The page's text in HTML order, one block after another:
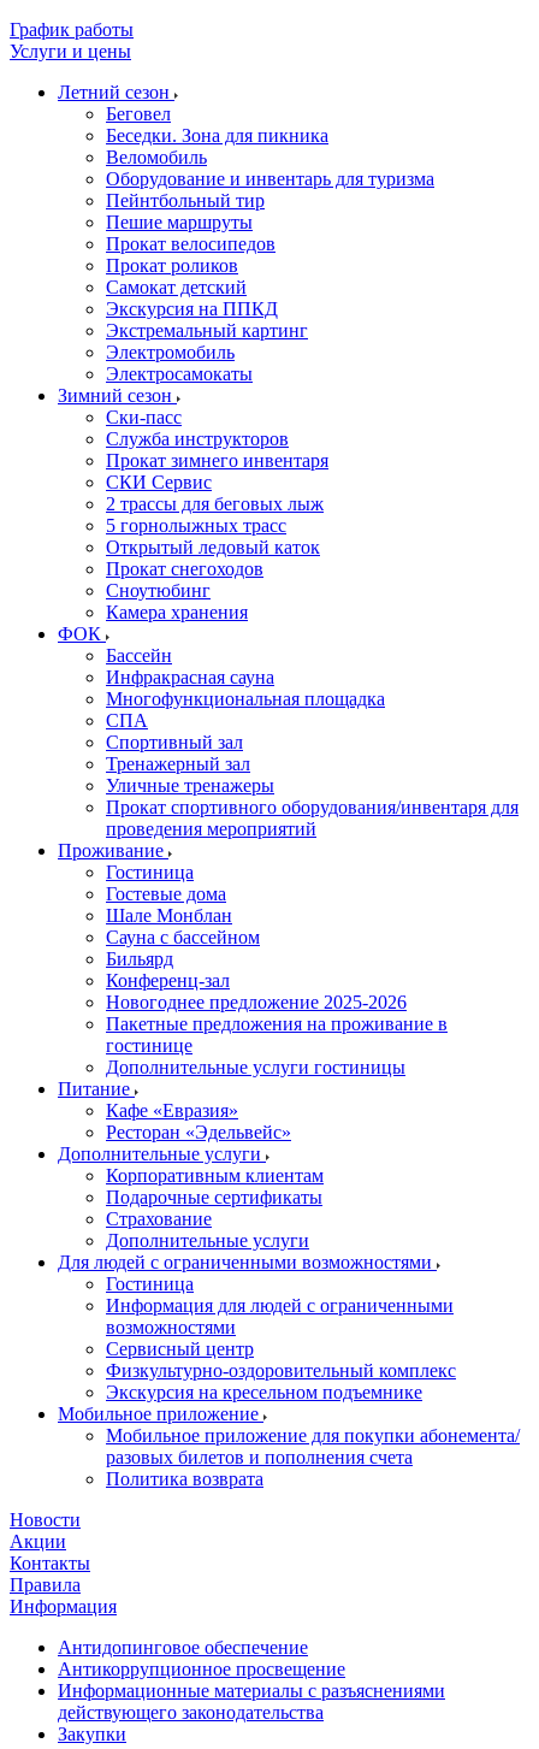
График работы
Услуги и цены
Летний сезон
Беговел
Беседки. Зона для пикника
Веломобиль
Оборудование и инвентарь для туризма
Пейнтбольный тир
Пешие маршруты
Прокат велосипедов
Прокат роликов
Самокат детский
Экскурсия на ППКД
Экстремальный картинг
Электромобиль
Электросамокаты
Зимний сезон
Ски-пасс
Служба инструкторов
Прокат зимнего инвентаря
СКИ Сервис
2 трассы для беговых лыж
5 горнолыжных трасс
Открытый ледовый каток
Прокат снегоходов
Сноутюбинг
Камера хранения
ФОК
Бассейн
Инфракрасная сауна
Многофункциональная площадка
СПА
Спортивный зал
Тренажерный зал
Уличные тренажеры
Прокат спортивного оборудования/инвентаря для
проведения мероприятий
Проживание
Гостиница
Гостевые дома
Шале Монблан
Сауна с бассейном
Бильярд
Конференц-зал
Новогоднее предложение 2025-2026
Пакетные предложения на проживание в
гостинице
Дополнительные услуги гостиницы
Питание
Кафе «Евразия»
Ресторан «Эдельвейс»
Дополнительные услуги
Корпоративным клиентам
Подарочные сертификаты
Страхование
Дополнительные услуги
Для людей с ограниченными возможностями
Гостиница
Информация для людей с ограниченными
возможностями
Сервисный центр
Физкультурно-оздоровительный комплекс
Экскурсия на кресельном подъемнике
Мобильное приложение
Мобильное приложение для покупки абонемента/
разовых билетов и пополнения счета
Политика возврата
Новости
Акции
Контакты
Правила
Информация
Антидопинговое обеспечение
Антикоррупционное просвещение
Информационные материалы с разъяснениями
действующего законодательства
Закупки